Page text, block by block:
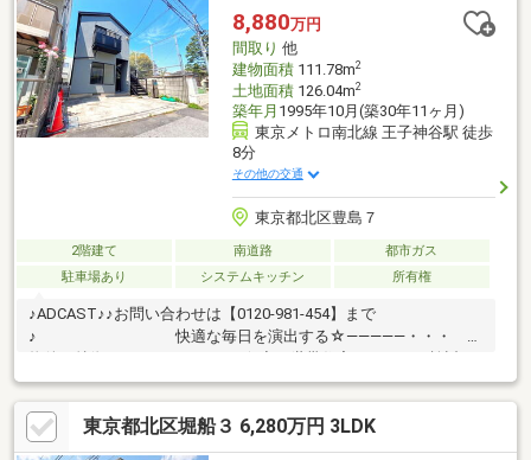
徹底的に確認して提供します。8,880万円
間取り 他
建物面積111.78m2
土地面積126.04m2
築年月 1995年10月(築30年11ヶ月)
東京メトロ南北線 王子神谷駅 徒歩
8分
その他の交通
東京都北区豊島７
2階建て 南道路
都市ガス
駐車場あり
システムキッチン 所有権
♪ADCAST♪♪お問い合わせは【0120-981-454】まで
♪ 快適な毎日を演出する☆―――――・・・
能！将来のライフスタイル変化にも柔軟に対応する可能！◇都会
の喧騒から一歩奥まった、閑静な住宅地の特等席。落ち着いた住
環境で穏やかな暮らしを実現！◆ミサワホーム施工！◇南側道路
で陽当り良好、開放感あふれる住環境♪♪まずは、現地をご案内さ
東京都北区堀船３ 6,280万円 3LDK